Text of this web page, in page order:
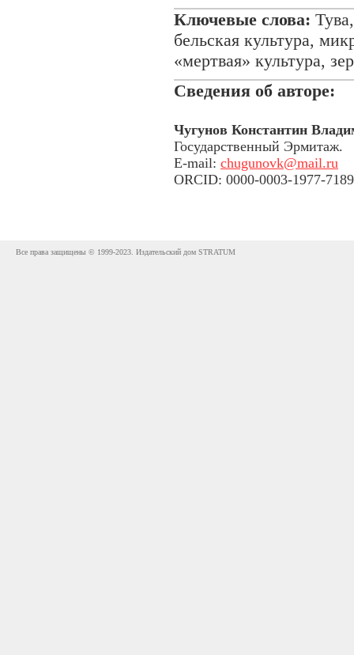
Ключевые слова:
бельская культура,
«мертвая» культура,
Сведения об авторе:
Чугунов Константин
Государственный Эрмитаж.
E-mail: chugunovk@mail.ru
ORCID: 0000-0003-1977-7189
Все права защищены © 1999-2023. Издательский дом STRATUM